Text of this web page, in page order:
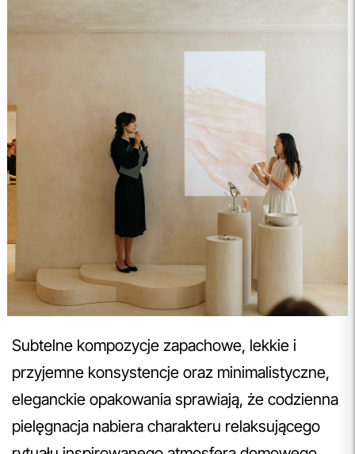
Subtelne kompozycje zapachowe, lekkie i
przyjemne konsystencje oraz minimalistyczne,
eleganckie opakowania sprawiają, że codzienna
pielęgnacja nabiera charakteru relaksującego